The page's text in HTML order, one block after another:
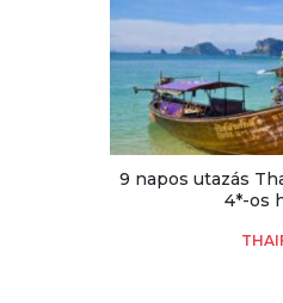
9 napos utazás
4*-os